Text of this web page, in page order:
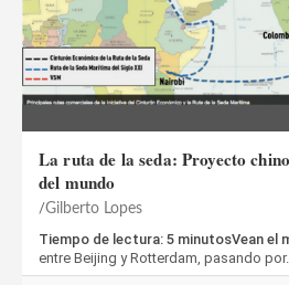
La ruta de la seda: Proyecto
del mundo
Gilberto Lopes
Tiempo de lectura: 5 minutosVean el
entre Beijing y Rotterdam, pasando por…